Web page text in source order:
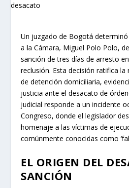
Un juzgado de Bogotá
a la Cámara, Miguel Polo Polo,
sanción de tres días de arresto
reclusión. Esta decisión ratifica la
de detención domiciliaria,
justicia ante el desacato de
judicial responde a un incidente
Congreso, donde el legislador
homenaje a las víctimas de
comúnmente conocidas como
EL ORIGEN DEL
SANCIÓN